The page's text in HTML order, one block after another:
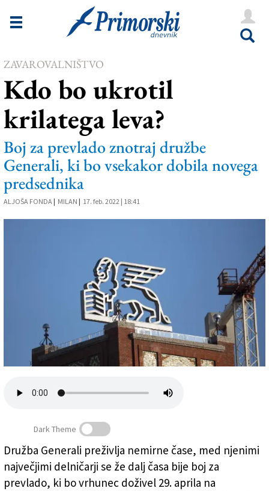
Novice
Goriška
Kultura
Šport
Še
Vreme
V Kioskih
ZAVAROVALNIŠTVO
Kdo bo ukrotil
krilatega leva?
Boj za prevlado znotraj družbe
Generali, ki bo vsekakor dobila novega
predsednika
ALJOŠA FONDA | MILAN | 17. feb. 2022 | 18:41
Krilati lev na vrhu palače Aedes v Trstu (FOTODAMJ@N)
Dark Theme
Družba Generali preživlja nemirne čase, med njenimi
največjimi delničarji se že dalj časa bije boj za
prevlado, ki bo vrhunec doživel 29. aprila na